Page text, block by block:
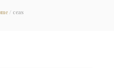
/ ceas